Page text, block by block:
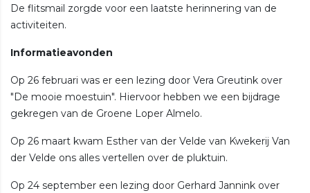
De flitsmail zorgde voor een laatste herinnering van de
activiteiten.
Informatieavonden
Op 26 februari was er een lezing door Vera Greutink over
"De mooie moestuin". Hiervoor hebben we een bijdrage
gekregen van de Groene Loper Almelo.
Op 26 maart kwam Esther van der Velde van Kwekerij Van
der Velde ons alles vertellen over de pluktuin.
Op 24 september een lezing door Gerhard Jannink over